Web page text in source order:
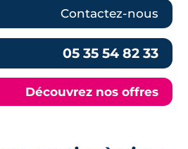
Contactez-nous
05 35 54 82 33
Découvrez nos offres